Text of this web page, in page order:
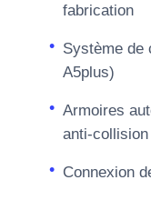
fabrication
Système de
A5plus)
Armoires
anti-
Connexion